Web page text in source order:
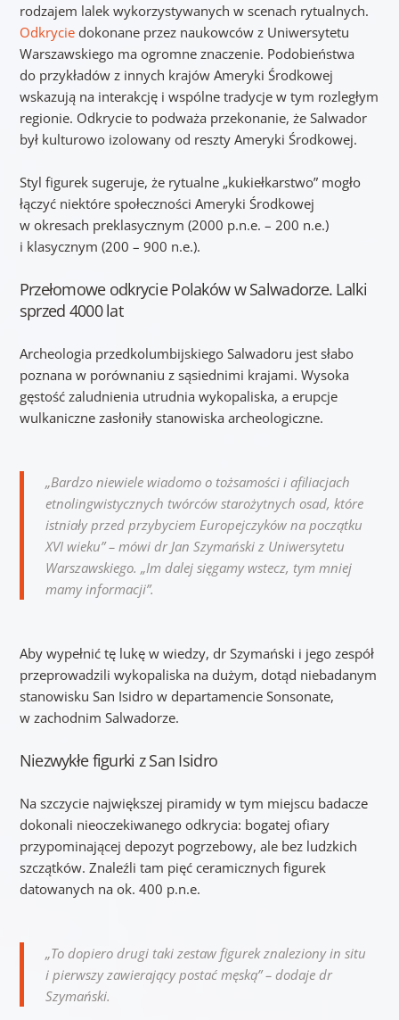
rodzajem lalek wykorzystywanych w scenach rytualnych.
Odkryciedokonane przez naukowców z Uniwersytetu
Warszawskiego ma ogromne znaczenie. Podobieństwa
do przykładów z innych krajów Ameryki Środkowej
wskazują na interakcję i wspólne tradycje w tym rozległym
regionie. Odkrycie to podważa przekonanie, że Salwador
był kulturowo izolowany od reszty Ameryki Środkowej.
Styl figurek sugeruje, że rytualne „kukiełkarstwo” mogło
łączyć niektóre społeczności Ameryki Środkowej
w okresach preklasycznym (2000 p.n.e. – 200 n.e.)
i klasycznym (200 – 900 n.e.).
Przełomowe odkrycie Polaków w Salwadorze. Lalki
sprzed 4000 lat
Archeologia przedkolumbijskiego Salwadoru jest słabo
poznana w porównaniu z sąsiednimi krajami. Wysoka
gęstość zaludnienia utrudnia wykopaliska, a erupcje
wulkaniczne zasłoniły stanowiska archeologiczne.
„Bardzo niewiele wiadomo o tożsamości i afiliacjach
etnolingwistycznych twórców starożytnych osad, które
istniały przed przybyciem Europejczyków na początku
XVI wieku” – mówi dr Jan Szymański z Uniwersytetu
Warszawskiego. „Im dalej sięgamy wstecz, tym mniej
mamy informacji”.
Aby wypełnić tę lukę w wiedzy, dr Szymański i jego zespół
przeprowadzili wykopaliska na dużym, dotąd niebadanym
stanowisku San Isidro w departamencie Sonsonate,
w zachodnim Salwadorze.
Niezwykłe figurki z San Isidro
Na szczycie największej piramidy w tym miejscu badacze
dokonali nieoczekiwanego odkrycia: bogatej ofiary
przypominającej depozyt pogrzebowy, ale bez ludzkich
szczątków. Znaleźli tam pięć ceramicznych figurek
datowanych na ok. 400 p.n.e.
„To dopiero drugi taki zestaw figurek znaleziony in situ
i pierwszy zawierający postać męską” – dodaje dr
Szymański.